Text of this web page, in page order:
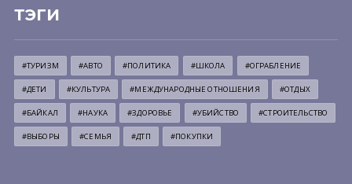
ТЭГИ
#ТУРИЗМ #АВТО #ПОЛИТИКА #ШКОЛА #ОГРАБЛЕНИЕ
#ДЕТИ #КУЛЬТУРА #МЕЖДУНАРОДНЫЕ ОТНОШЕНИЯ #ОТДЫХ
#БАЙКАЛ #НАУКА #ЗДОРОВЬЕ #УБИЙСТВО #СТРОИТЕЛЬСТВО
#ВЫБОРЫ #СЕМЬЯ #ДТП #ПОКУПКИ